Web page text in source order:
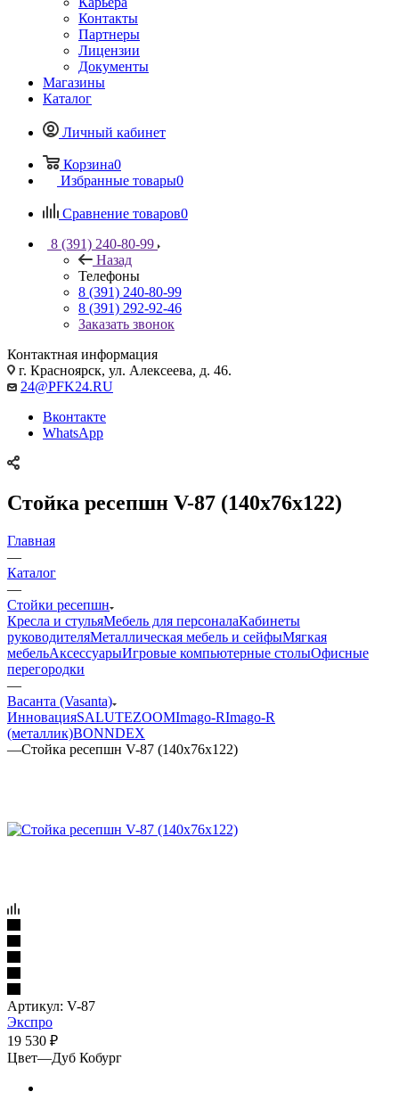
Контакты
Партнеры
Лицензии
Документы
Магазины
Каталог
Личный кабинет
Корзина0
Избранные товары0
Сравнение товаров0
8 (391) 240-80-99
Назад
Телефоны
8 (391) 240-80-99
8 (391) 292-92-46
Заказать звонок
Контактная информация
г. Красноярск, ул. Алексеева, д. 46.
24@PFK24.RU
Вконтакте
WhatsApp
Стойка ресепшн V-87 (140x76x122)
Главная
—
Каталог
—
Стойки ресепшн
Кресла и стульяМебель для персоналаКабинеты
руководителяМеталлическая мебель и сейфыМягкая
мебельАксессуарыИгровые компьютерные столыОфисные
перегородки
—
Васанта (Vasanta)
ИнновацияSALUTEZOOMImago-RImago-R
(металлик)BONNDEX
—Стойка ресепшн V-87 (140x76x122)
Артикул: V-87
Экспро
19 530 ₽
Цвет—Дуб Кобург